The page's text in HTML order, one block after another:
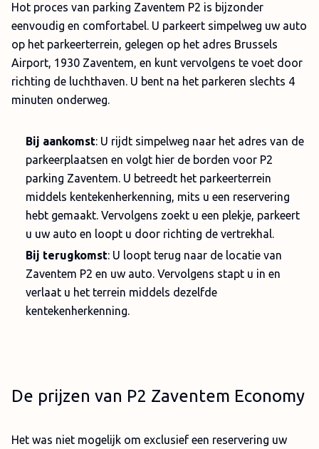
Hot proces van parking Zaventem P2 is bijzonder
eenvoudig en comfortabel. U parkeert simpelweg uw auto
op het parkeerterrein, gelegen op het adres Brussels
Airport, 1930 Zaventem, en kunt vervolgens te voet door
richting de luchthaven. U bent na het parkeren slechts 4
minuten onderweg.
Bij aankomst: U rijdt simpelweg naar het adres van de
parkeerplaatsen en volgt hier de borden voor P2
parking Zaventem. U betreedt het parkeerterrein
middels kentekenherkenning, mits u een reservering
hebt gemaakt. Vervolgens zoekt u een plekje, parkeert
u uw auto en loopt u door richting de vertrekhal.
Bij terugkomst: U loopt terug naar de locatie van
Zaventem P2 en uw auto. Vervolgens stapt u in en
verlaat u het terrein middels dezelfde
kentekenherkenning.
De prijzen van P2 Zaventem Economy
Het was niet mogelijk om exclusief een reservering uw